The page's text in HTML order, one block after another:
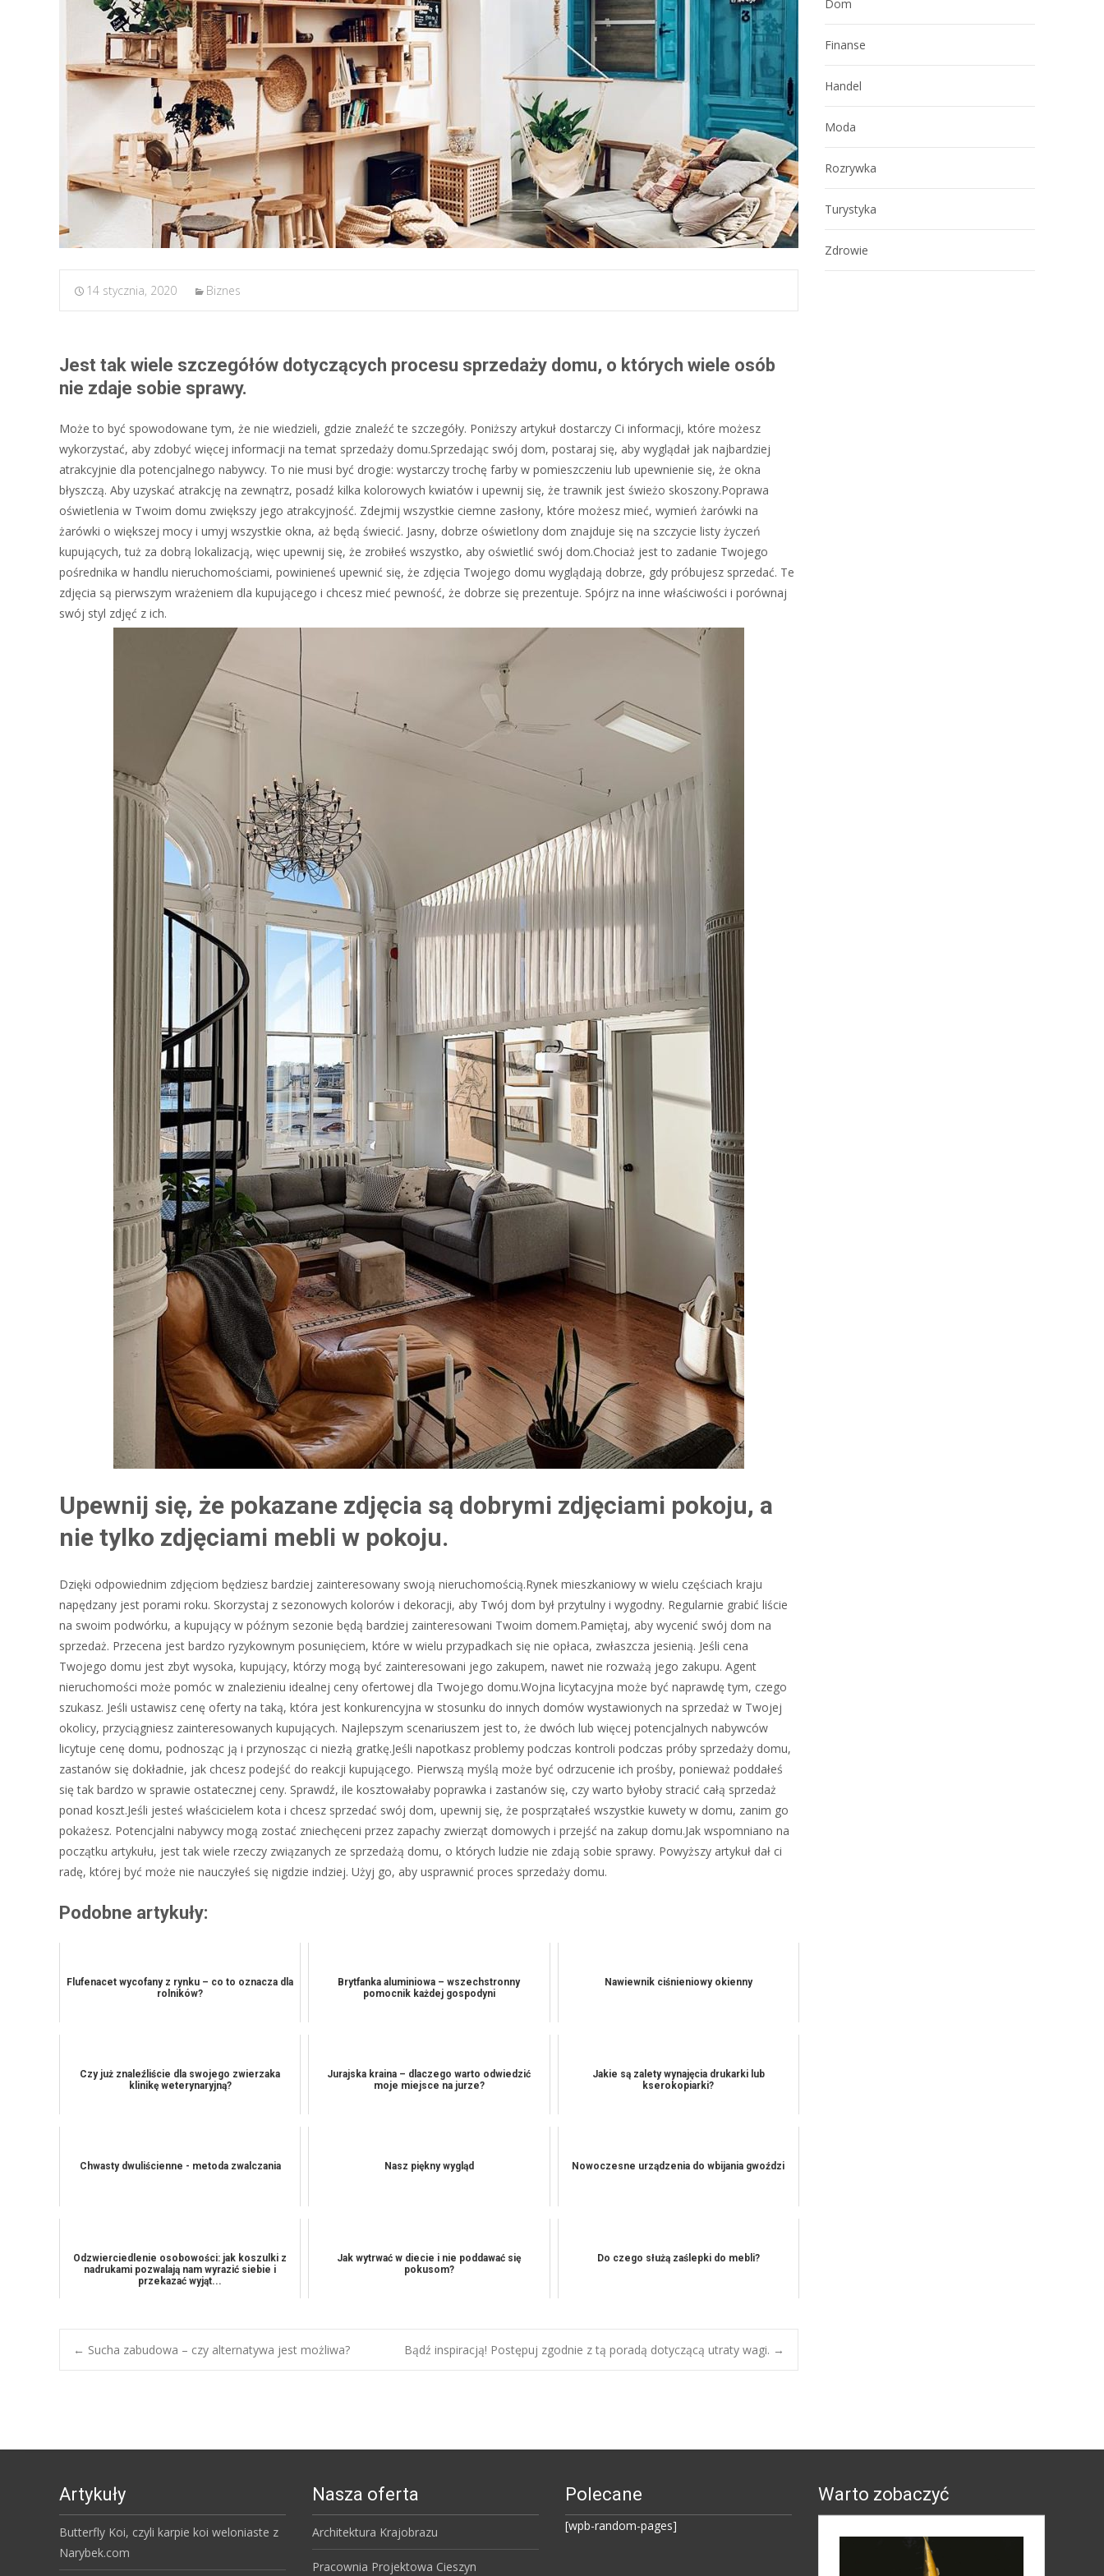
14 stycznia, 2020 Biznes
Jest tak wiele szczegółów dotyczących procesu sprzedaży domu, o których wiele osób
nie zdaje sobie sprawy.
Może to być spowodowane tym, że nie wiedzieli, gdzie znaleźć te szczegóły. Poniższy artykuł dostarczy Ci informacji, które możesz
wykorzystać, aby zdobyć więcej informacji na temat sprzedaży domu.Sprzedając swój dom, postaraj się, aby wyglądał jak najbardziej
atrakcyjnie dla potencjalnego nabywcy. To nie musi być drogie: wystarczy trochę farby w pomieszczeniu lub upewnienie się, że okna
błyszczą. Aby uzyskać atrakcję na zewnątrz, posadź kilka kolorowych kwiatów i upewnij się, że trawnik jest świeżo skoszony.Poprawa
oświetlenia w Twoim domu zwiększy jego atrakcyjność. Zdejmij wszystkie ciemne zasłony, które możesz mieć, wymień żarówki na
żarówki o większej mocy i umyj wszystkie okna, aż będą świecić. Jasny, dobrze oświetlony dom znajduje się na szczycie listy życzeń
kupujących, tuż za dobrą lokalizacją, więc upewnij się, że zrobiłeś wszystko, aby oświetlić swój dom.Chociaż jest to zadanie Twojego
pośrednika w handlu nieruchomościami, powinieneś upewnić się, że zdjęcia Twojego domu wyglądają dobrze, gdy próbujesz sprzedać. Te
zdjęcia są pierwszym wrażeniem dla kupującego i chcesz mieć pewność, że dobrze się prezentuje. Spójrz na inne właściwości i porównaj
swój styl zdjęć z ich.
Upewnij się, że pokazane zdjęcia są dobrymi zdjęciami pokoju, a
nie tylko zdjęciami mebli w pokoju.
Dzięki odpowiednim zdjęciom będziesz bardziej zainteresowany swoją nieruchomością.Rynek mieszkaniowy w wielu częściach kraju
napędzany jest porami roku. Skorzystaj z sezonowych kolorów i dekoracji, aby Twój dom był przytulny i wygodny. Regularnie grabić liście
na swoim podwórku, a kupujący w późnym sezonie będą bardziej zainteresowani Twoim domem.Pamiętaj, aby wycenić swój dom na
sprzedaż. Przecena jest bardzo ryzykownym posunięciem, które w wielu przypadkach się nie opłaca, zwłaszcza jesienią. Jeśli cena
Twojego domu jest zbyt wysoka, kupujący, którzy mogą być zainteresowani jego zakupem, nawet nie rozważą jego zakupu. Agent
nieruchomości może pomóc w znalezieniu idealnej ceny ofertowej dla Twojego domu.Wojna licytacyjna może być naprawdę tym, czego
szukasz. Jeśli ustawisz cenę oferty na taką, która jest konkurencyjna w stosunku do innych domów wystawionych na sprzedaż w Twojej
okolicy, przyciągniesz zainteresowanych kupujących. Najlepszym scenariuszem jest to, że dwóch lub więcej potencjalnych nabywców
licytuje cenę domu, podnosząc ją i przynosząc ci niezłą gratkę.Jeśli napotkasz problemy podczas kontroli podczas próby sprzedaży domu,
zastanów się dokładnie, jak chcesz podejść do reakcji kupującego. Pierwszą myślą może być odrzucenie ich prośby, ponieważ poddałeś
się tak bardzo w sprawie ostatecznej ceny. Sprawdź, ile kosztowałaby poprawka i zastanów się, czy warto byłoby stracić całą sprzedaż
ponad koszt.Jeśli jesteś właścicielem kota i chcesz sprzedać swój dom, upewnij się, że posprzątałeś wszystkie kuwety w domu, zanim go
pokażesz. Potencjalni nabywcy mogą zostać zniechęceni przez zapachy zwierząt domowych i przejść na zakup domu.Jak wspomniano na
początku artykułu, jest tak wiele rzeczy związanych ze sprzedażą domu, o których ludzie nie zdają sobie sprawy. Powyższy artykuł dał ci
radę, której być może nie nauczyłeś się nigdzie indziej. Użyj go, aby usprawnić proces sprzedaży domu.
Podobne artykuły:
Flufenacet wycofany z rynku – co to oznacza dla
rolników?
Brytfanka aluminiowa – wszechstronny
pomocnik każdej gospodyni
Nawiewnik ciśnieniowy okienny
Czy już znaleźliście dla swojego zwierzaka
klinikę weterynaryjną?
Jurajska kraina – dlaczego warto odwiedzić
moje miejsce na jurze?
Jakie są zalety wynajęcia drukarki lub
kserokopiarki?
Chwasty dwuliścienne - metoda zwalczania Nasz piękny wygląd Nowoczesne urządzenia do wbijania gwoździ
Odzwierciedlenie osobowości: jak koszulki z
nadrukami pozwalają nam wyrazić siebie i
przekazać wyjąt...
Jak wytrwać w diecie i nie poddawać się
pokusom?
Do czego służą zaślepki do mebli?
Post
← Sucha zabudowa – czy alternatywa jest możliwa? Bądź inspiracją! Postępuj zgodnie z tą poradą dotyczącą utraty wagi. →
Dom
Finanse
Handel
Moda
Rozrywka
Turystyka
Zdrowie
Artykuły
Butterfly Koi, czyli karpie koi weloniaste z
Narybek.com
Nasza oferta
Architektura Krajobrazu
Pracownia Projektowa Cieszyn
Polecane
[wpb-random-pages]
Warto zobaczyć